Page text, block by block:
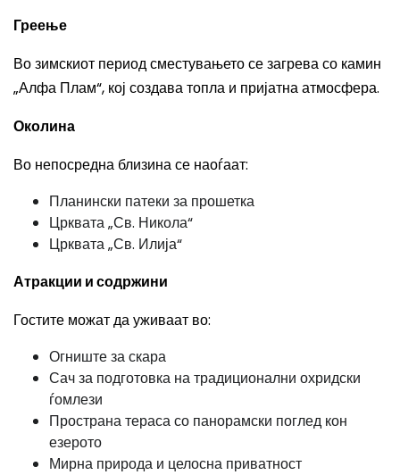
Греење
Во зимскиот период сместувањето се загрева со камин
„Алфа Плам“, кој создава топла и пријатна атмосфера.
Околина
Во непосредна близина се наоѓаат:
Планински патеки за прошетка
Црквата „Св. Никола“
Црквата „Св. Илија“
Атракции и содржини
Гостите можат да уживаат во:
Огниште за скара
Сач за подготовка на традиционални охридски
ѓомлези
Пространа тераса со панорамски поглед кон
езерото
Мирна природа и целосна приватност